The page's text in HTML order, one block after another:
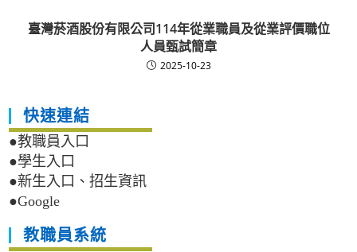
臺灣菸酒股份有限公司114年從業職員及從業評價職位
人員甄試簡章
2025-10-23
快速連結
●教職員入口
●學生入口
●新生入口、招生資訊
●Google
教職員系統